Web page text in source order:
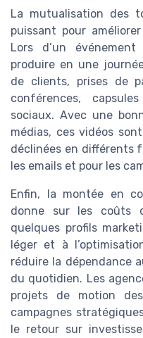
La mutualisation des
puissant pour
Lors d’un
produire en une
de clients, prises de
conférences,
sociaux. Avec une
médias, ces vidéos
déclinées en différents
les emails et pour les
Enfin, la montée en
donne sur les coûts
quelques profils
léger et à
réduire la dépendance
du quotidien. Les
projets de motion
campagnes
le retour sur